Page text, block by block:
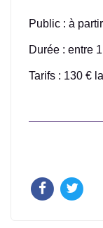
Public : à
Durée : entre
Tarifs : 130 €